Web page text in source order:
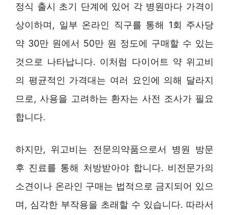
정식 출시 초기 단계에 있어 각 병원마다 가격이
상이하며, 일부 온라인 직구를 통해 1회 주사당
약 30만 원에서 50만 원 정도에 구매할 수 있는
것으로 나타납니다. 이처럼 다이어트 약 위고비
의 평균적인 가격대는 여러 요인에 의해 달라지
므로, 사용을 고려하는 환자는 사전 조사가 필요
합니다.
하지만, 위고비는 전문의약품으로서 병원 방문
후 진료를 통해 처방받아야 합니다. 비전문가의
소견이나 온라인 구매는 법적으로 금지되어 있으
며, 심각한 부작용을 초래할 수 있습니다. 따라서